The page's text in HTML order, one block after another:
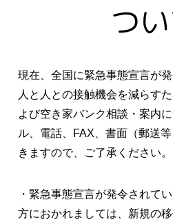
つ
現在、全国に緊急事態宣言が発
人と人との接触機会を減らす
よび空き家バンク相談・案内
ル、電話、FAX、書面（郵送
きますので、ご了承ください。
・緊急事態宣言が発令されて
方におかれましては、新規の